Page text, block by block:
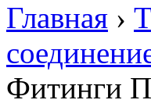
Главная ›
Фитинги